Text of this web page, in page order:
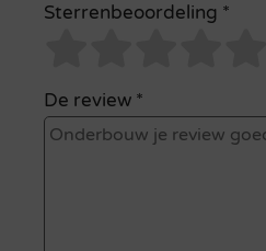
Sterrenbeoordeling *
De review *